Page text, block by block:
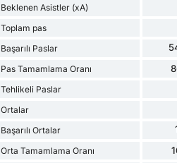
Beklenen Asistler (xA)
Toplam pas
Başarılı Paslar
Pas Tamamlama Oranı
Tehlikeli Paslar
Ortalar
Başarılı Ortalar
Orta Tamamlama Oranı